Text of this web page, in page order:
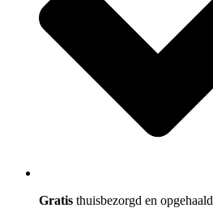
Gratis thuisbezorgd en opgehaald